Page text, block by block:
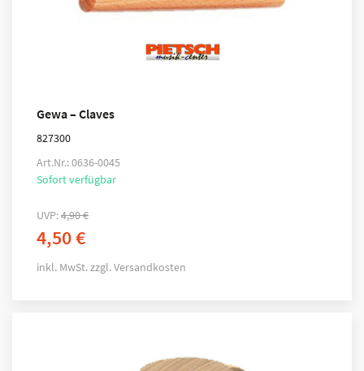
Gewa – Claves
827300
Art.Nr.: 0636-0045
Sofort verfügbar
UVP:4,90€
4,50€
inkl. MwSt. zzgl.Versandkosten